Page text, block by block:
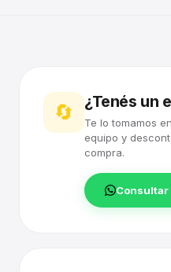
🔄 ¿Tenés un
Te lo tomamos
equipo y
compra.